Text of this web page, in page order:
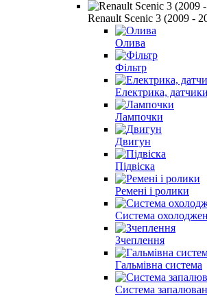
Renault Scenic 3 (2009 -
Олива
Фільтр
Електрика,
Лампочки
Двигун
Підвіска
Ремені і ролики
Система
Зчеплення
Гальмівна система
Система